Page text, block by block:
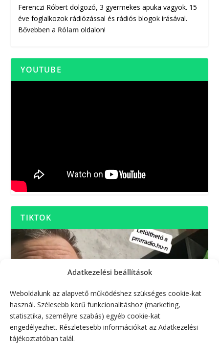
Adatkezelési beállítások
Weboldalunk az alapvető működéshez szükséges cookie-kat
használ. Szélesebb körű funkcionalitáshoz (marketing,
statisztika, személyre szabás) egyéb cookie-kat
engedélyezhet. Részletesebb információkat az Adatkezelési
tájékoztatóban talál.
Ferenczi Róbert dolgozó, 3 gyermekes apuka vagyok. 15
éve foglalkozok rádiózással és rádiós blogok írásával.
Bővebben a Rólam oldalon!
YOUTUBE
TIKTOK